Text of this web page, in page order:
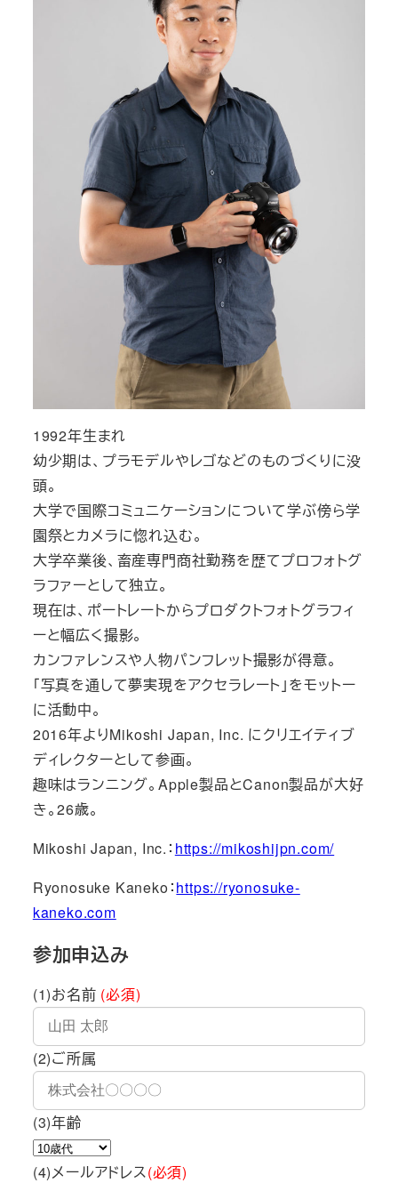
1992年生まれ
幼少期は、プラモデルやレゴなどのものづくりに没
頭。
大学で国際コミュニケーションについて学ぶ傍ら学
園祭とカメラに惚れ込む。
大学卒業後、畜産専門商社勤務を歴てプロフォトグ
ラファーとして独立。
現在は、ポートレートからプロダクトフォトグラフィ
ーと幅広く撮影。
カンファレンスや人物パンフレット撮影が得意。
「写真を通して夢実現をアクセラレート」をモットー
に活動中。
2016年よりMikoshi Japan, Inc. にクリエイティブ
ディレクターとして参画。
趣味はランニング。Apple製品とCanon製品が大好
き。26歳。
Mikoshi Japan, Inc.： https://mikoshijpn.com/
Ryonosuke Kaneko：https://ryonosuke-
kaneko.com
参加申込み
(1)お名前 (必須)
(2)ご所属
(3)年齢
(4)メールアドレス(必須)